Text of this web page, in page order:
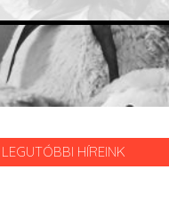
LEGUTÓBBI HÍREINK